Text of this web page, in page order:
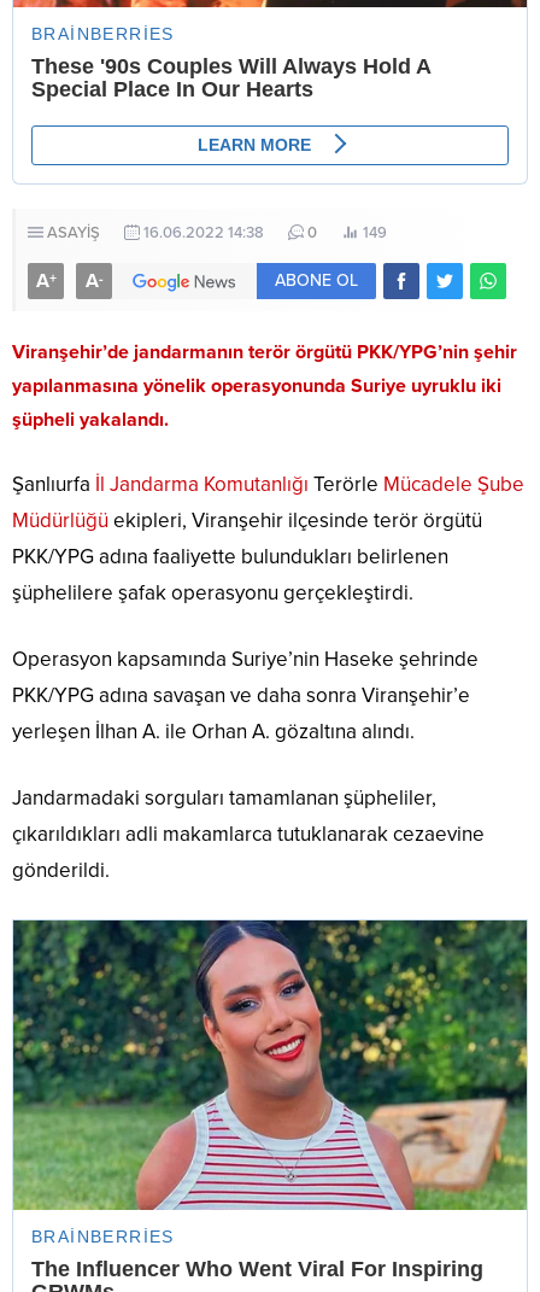
ASAYİŞ 16.06.2022 14:38 0 149
A+ A- ABONE OL
Viranşehir’de jandarmanın terör örgütü PKK/YPG’nin şehir
yapılanmasına yönelik operasyonunda Suriye uyruklu iki
şüpheli yakalandı.
Şanlıurfa İl Jandarma Komutanlığı Terörle Mücadele Şube
Müdürlüğü ekipleri, Viranşehir ilçesinde terör örgütü
PKK/YPG adına faaliyette bulundukları belirlenen
şüphelilere şafak operasyonu gerçekleştirdi.
Operasyon kapsamında Suriye’nin Haseke şehrinde
PKK/YPG adına savaşan ve daha sonra Viranşehir’e
yerleşen İlhan A. ile Orhan A. gözaltına alındı.
Jandarmadaki sorguları tamamlanan şüpheliler,
çıkarıldıkları adli makamlarca tutuklanarak cezaevine
gönderildi.